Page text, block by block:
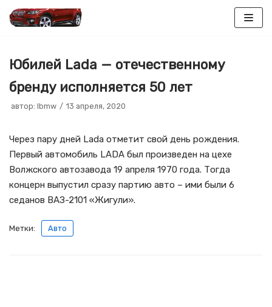
содержимому
Юбилей Lada — отечественному
бренду исполняется 50 лет
автор: lbmw 13 апреля, 2020
Через пару дней Lada отметит свой день рождения.
Первый автомобиль LADA был произведен на цехе
Волжского автозавода 19 апреля 1970 года. Тогда
концерн выпустил сразу партию авто – ими были 6
седанов ВАЗ-2101 «Жигули».
Метки: Авто